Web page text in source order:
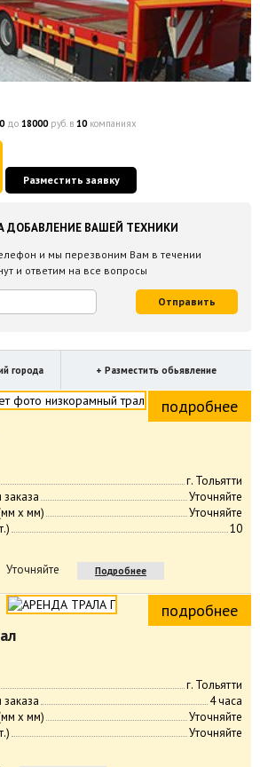
до 18000руб. в 10компаниях
Разместить заявку
ДОБАВЛЕНИЕ ВАШЕЙ ТЕХНИКИ
и мы перезвоним Вам в течении
и ответим на все вопросы
Отправить
города + Разместить обьявление
подробнее
г. Тольятти
Уточняйте
х мм)
Уточняйте
10
Уточняйте Подробнее
подробнее
г. Тольятти
4 часа
х мм)
Уточняйте
Уточняйте